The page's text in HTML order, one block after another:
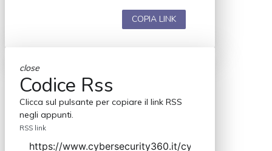
COPIA LINK
close
Codice Rss
Clicca sul pulsante per copiare il link RSS
negli appunti.
RSS link